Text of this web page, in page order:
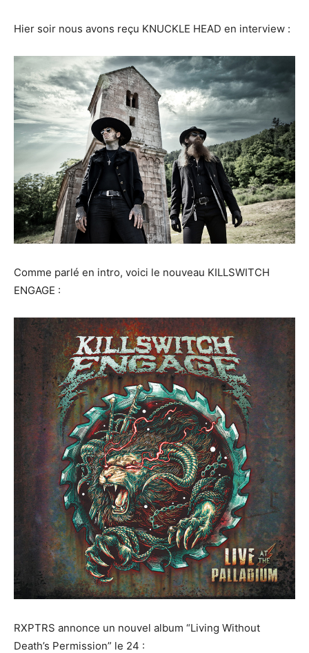
Hier soir nous avons reçu KNUCKLE HEAD en interview :
Comme parlé en intro, voici le nouveau KILLSWITCH
ENGAGE :
RXPTRS annonce un nouvel album “Living Without
Death’s Permission” le 24 :